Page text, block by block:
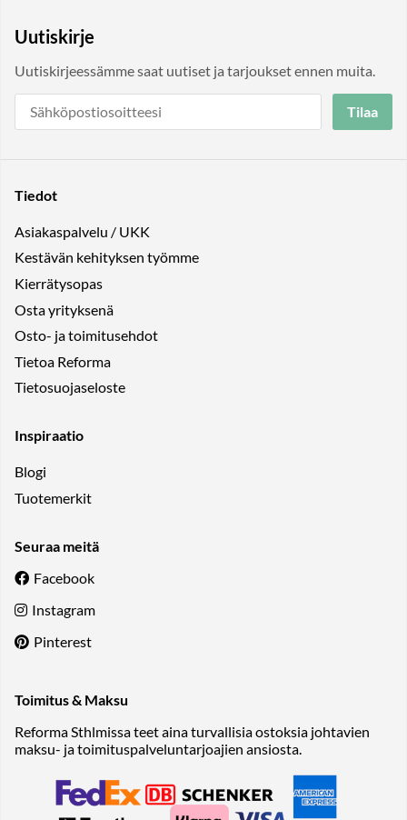
Uutiskirje
Uutiskirjeessämme saat uutiset ja tarjoukset ennen muita.
Tilaa
Tiedot
Asiakaspalvelu / UKK
Kestävän kehityksen työmme
Kierrätysopas
Osta yrityksenä
Osto- ja toimitusehdot
Tietoa Reforma
Tietosuojaseloste
Inspiraatio
Blogi
Tuotemerkit
Seuraa meitä
Facebook
Instagram
Pinterest
Toimitus & Maksu
Reforma Sthlmissa teet aina turvallisia ostoksia johtavien
maksu- ja toimituspalveluntarjoajien ansiosta.